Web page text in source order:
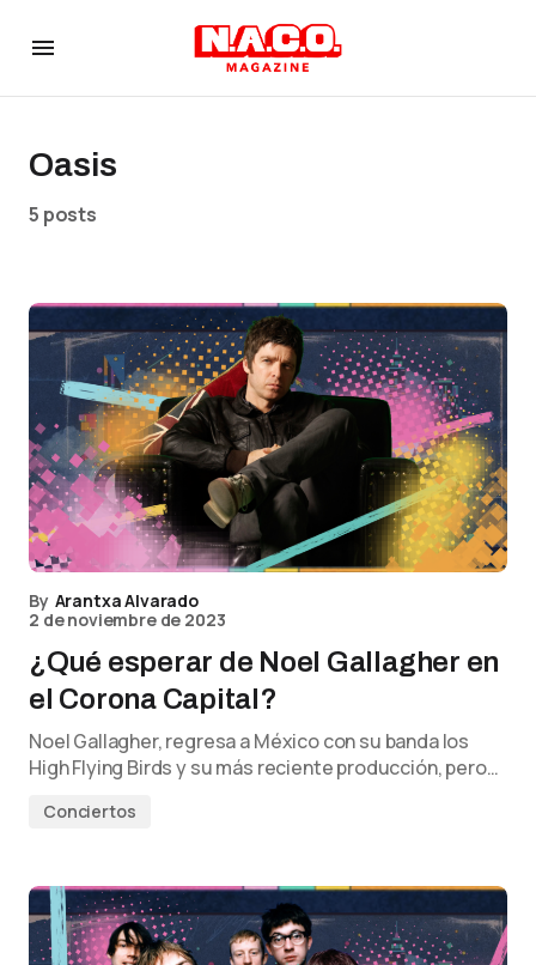
Oasis
5 posts
By Arantxa Alvarado
2 de noviembre de 2023
¿Qué esperar de Noel Gallagher en
el Corona Capital?
Noel Gallagher, regresa a México con su banda los
High Flying Birds y su más reciente producción, pero…
Conciertos